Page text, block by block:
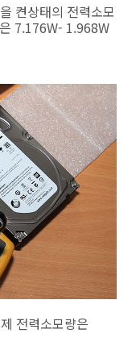
켠상태의 전력소모
7.176W- 1.968W
전력소모량은